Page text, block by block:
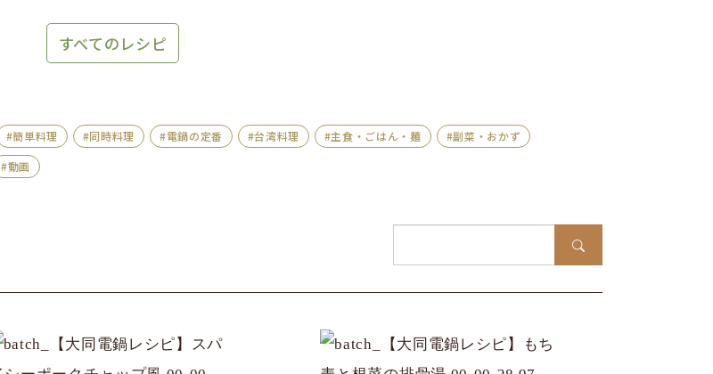
すべてのレシピ
#簡単料理 #同時料理 #電鍋の定番 #台湾料理 #主食・ごはん・麺
#副菜・おかず
#動画